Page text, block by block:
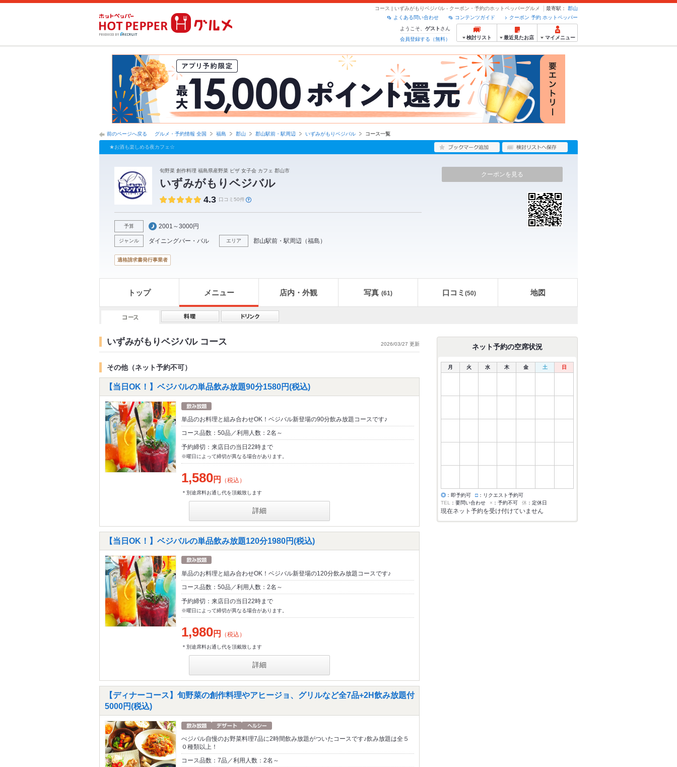
コース | いずみがもりベジバル - クーポン・予約のホットペッパーグルメ 最寄駅：
郡山
クーポン 予約 ホットペッパー
コンテンツガイド
よくある問い合わせ
ようこそ、 ゲスト さん
会員登録する（無料）
検討リスト 最近見たお店 マイメニュー
前のページへ戻る グルメ・予約情報 全国 福島 郡山 郡山駅前・駅周辺 いずみがもりベジバル コース一覧
★お酒も楽しめる夜カフェ☆
旬野菜 創作料理 福島県産野菜 ピザ 女子会 カフェ 郡山市
いずみがもりベジバル
4.3 口コミ50件
予算 2001～3000円
ジャンル ダイニングバー・バル エリア 郡山駅前・駅周辺 （福島 ）
クーポンを見る
適格請求書発行事業者
トップ メニュー 店内・外観 写真 (61) 口コミ (50) 地図
いずみがもりベジバル コース 2026/03/27 更新
その他（ネット予約不可）
【当日OK！】ベジバルの単品飲み放題90分1580円(税込)
単品のお料理と組み合わせOK！ベジバル新登場の90分飲み放題コースです♪
コース品数：50品／利用人数：2名～
予約締切：来店日の当日22時まで
※曜日によって締切が異なる場合があります。
1,580円 （税込）
＊別途席料お通し代を頂戴致します
詳細
【当日OK！】ベジバルの単品飲み放題120分1980円(税込)
単品のお料理と組み合わせOK！ベジバル新登場の120分飲み放題コースです♪
コース品数：50品／利用人数：2名～
予約締切：来店日の当日22時まで
※曜日によって締切が異なる場合があります。
1,980円 （税込）
＊別途席料お通し代を頂戴致します
詳細
【ディナーコース】旬野菜の創作料理やアヒージョ、グリルなど全7品+2H飲み放題付
5000円(税込)
べジバル自慢のお野菜料理7品に2時間飲み放題がついたコースです♪飲み放題は全５
０種類以上！
コース品数：7品／利用人数：2名～
ネット予約の空席状況
月 火 水 木 金 土 日
◎ ：即予約可 □ ：リクエスト予約可
TEL
：要問い合わせ × ：予約不可 休 ：定休日
現在ネット予約を受け付けていません